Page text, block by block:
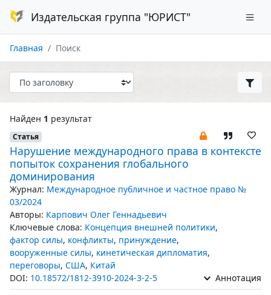
Издательская группа "ЮРИСТ"
Главная Поиск
Найден 1 результат
Статья
Нарушение международного права в контексте
попыток сохранения глобального
доминирования
Журнал: Международное публичное и частное право №
03/2024
Авторы: Карпович Олег Геннадьевич
Ключевые слова: Концепция внешней политики,
фактор силы, конфликты, принуждение,
вооруженные силы, кинетическая дипломатия,
переговоры, США, Китай
DOI: 10.18572/1812-3910-2024-3-2-5 Аннотация